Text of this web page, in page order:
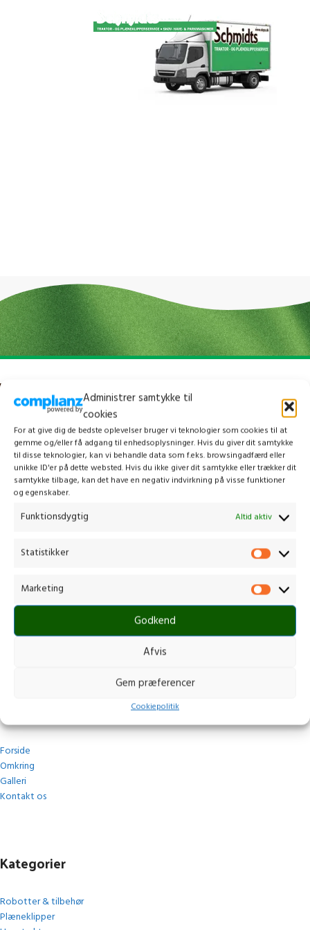
Administrer samtykke til
cookies
For at give dig de bedste oplevelser bruger vi teknologier som cookies til at
gemme og/eller få adgang til enhedsoplysninger. Hvis du giver dit samtykke
til disse teknologier, kan vi behandle data som f.eks. browsingadfærd eller
unikke ID'er på dette websted. Hvis du ikke giver dit samtykke eller trækker dit
samtykke tilbage, kan det have en negativ indvirkning på visse funktioner
og egenskaber.
Funktionsdygtig Altid aktiv
Statistikker
Marketing
Godkend
Afvis
Gem præferencer
Cookiepolitik
Kontakt os
Gammelmark 1, 6630 Rødding
+45 7484 5090
CVR.: 17679082
Navigation
Forside
Omkring
Galleri
Kontakt os
Kategorier
Robotter & tilbehør
Plæneklipper